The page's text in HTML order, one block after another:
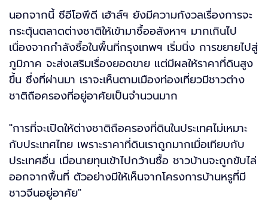
นอกจากนี้ ซีอีโอพีดี เฮ้าส์ฯ ยังมีความกังวลเรื่องการจะ
กระตุ้นตลาดต่างชาติให้เข้ามาซื้ออสังหาฯ มากเกินไป
เนื่องจากกำลังซื้อในพื้นที่กรุงเทพฯ เริ่มนิ่ง การขยายไปสู่
ภูมิภาค จะส่งเสริมเรื่องยอดขาย แต่มีผลให้ราคาที่ดินสูง
ขึ้น ซึ่งที่ผ่านมา เราจะเห็นตามเมืองท่องเที่ยวมีชาวต่าง
ชาติถือครองที่อยู่อาศัยเป็นจำนวนมาก
"การที่จะเปิดให้ต่างชาติถือครองที่ดินในประเทศไม่เหมาะ
กับประเทศไทย เพราะราคาที่ดินเราถูกมากเมื่อเทียบกับ
ประเทศอื่น เมื่อนายทุนเข้าไปกว้านซื้อ ชาวบ้านจะถูกขับไล่
ออกจากพื้นที่ ตัวอย่างมีให้เห็นจากโครงการบ้านหรูที่มี
ชาวจีนอยู่อาศัย"